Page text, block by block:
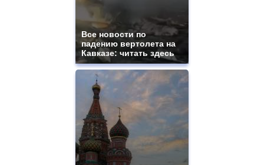
Все новости по
падению вертолета на
Кавказе: читать здесь